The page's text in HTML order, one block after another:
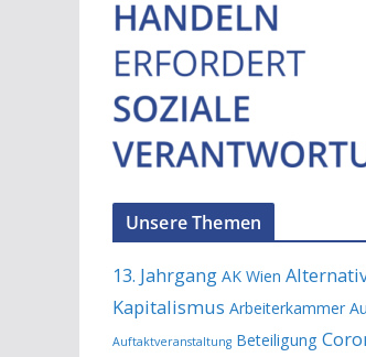
Unsere Themen
13. Jahrgang AK Wien
Kapitalismus Arbeiterkammer
Auftaktveranstaltung Beteiligung